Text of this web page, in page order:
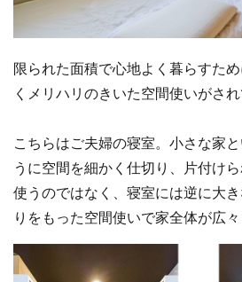
限られた面積で心地よく暮らすた
くメリハリのきいた空間使いがされ
こちらはご夫婦の寝室。小さな家
うに空間を細かく仕切り、片付け
使うのではなく、寝室には逆に大
りをもった空間使いで家全体が広々